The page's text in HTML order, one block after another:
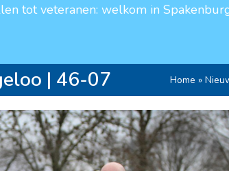
tot veteranen: welkom in
| 46-07 Home »